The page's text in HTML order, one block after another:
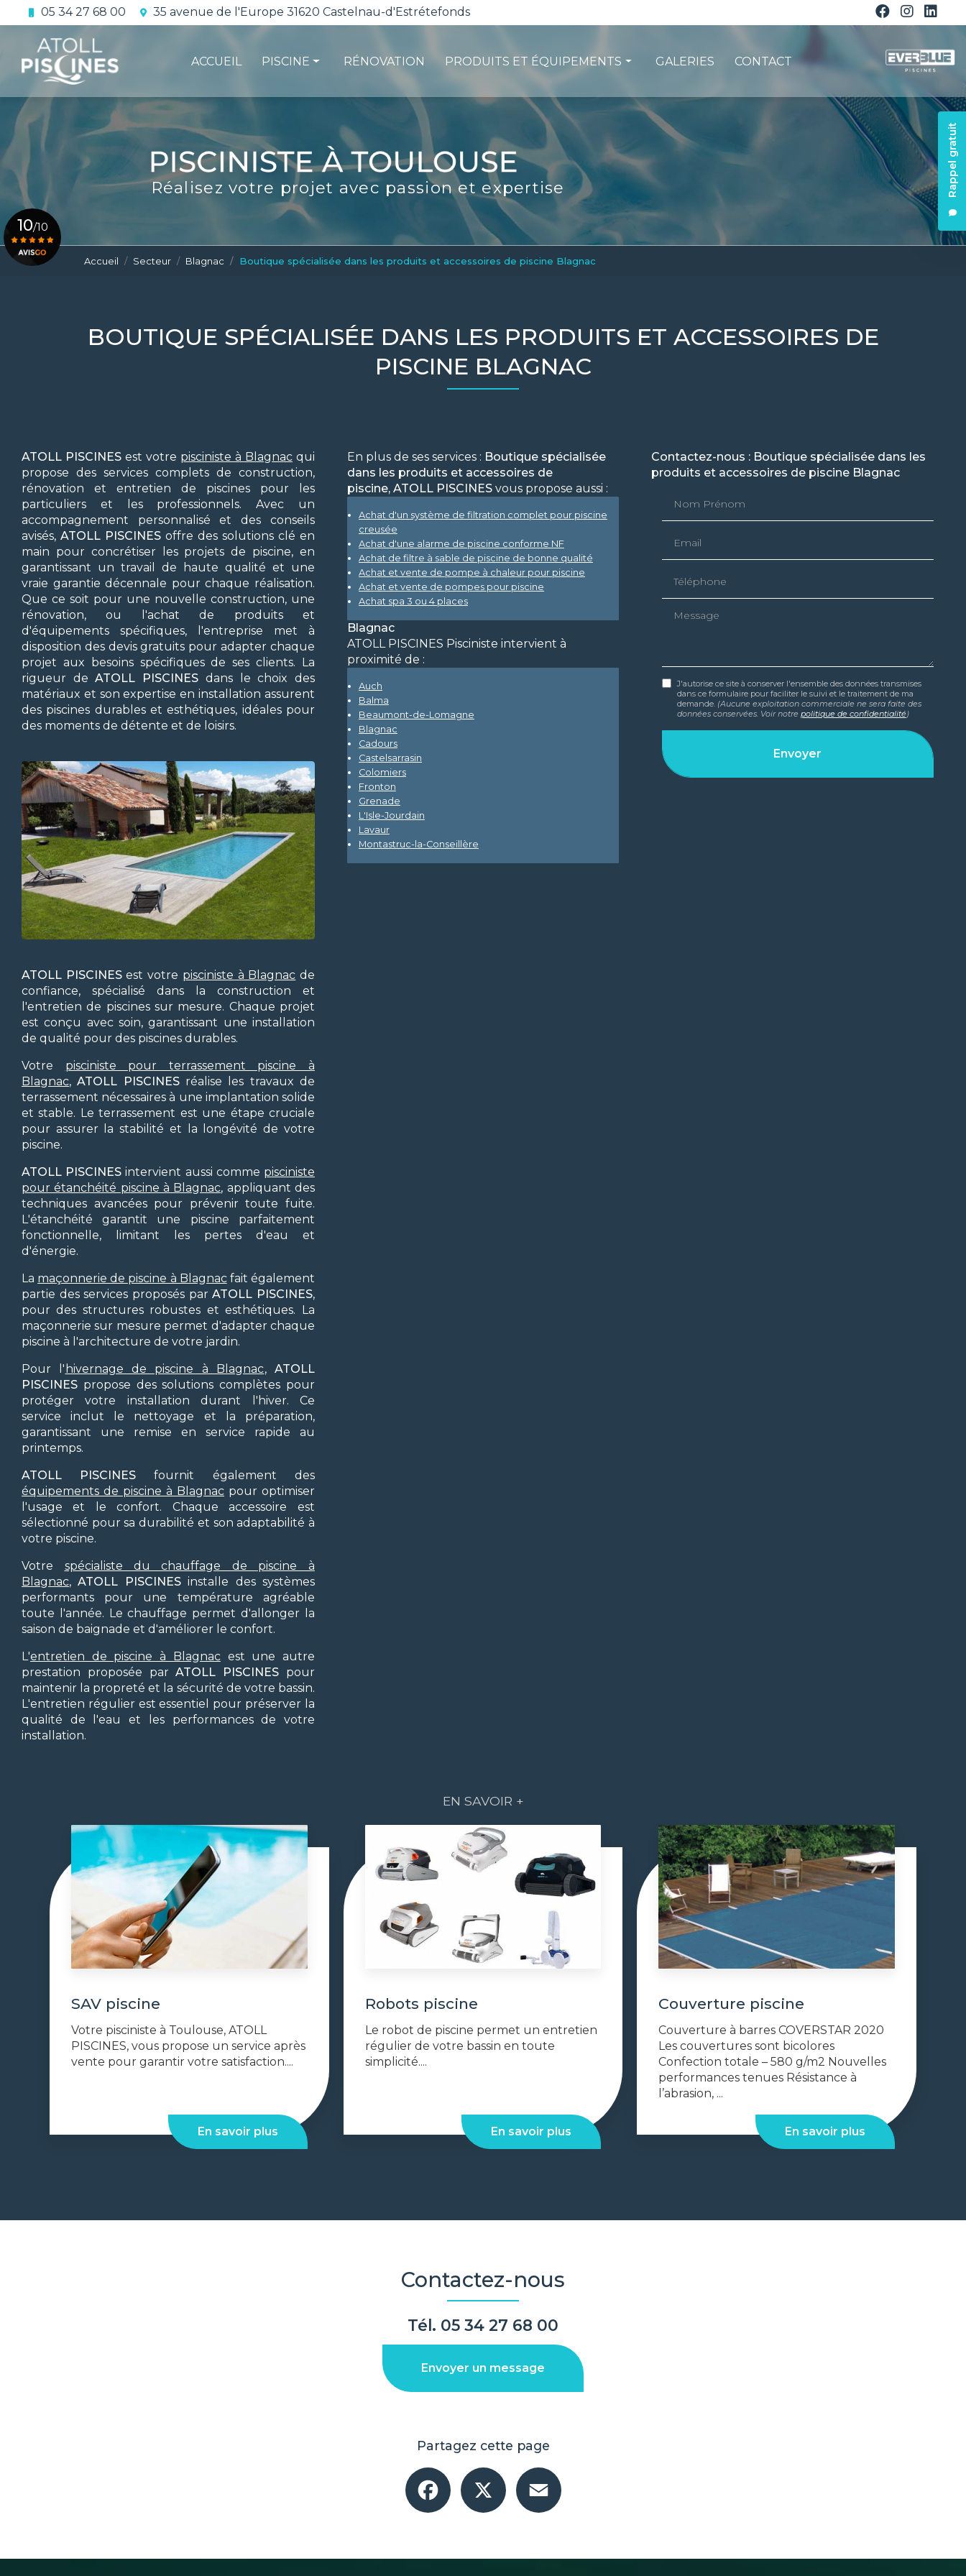
au
contenu
principal
05 34 27 68 00 35 avenue de l'Europe 31620 Castelnau-d'Estrétefonds
Rappel gratuit
ACCUEIL PISCINE
L'étanchéité
La conformité
Le contrat d'entretien
RÉNOVATION PRODUITS ET ÉQUIPEMENTS
Les pompes à chaleur
La filtration
Les robots piscines
Volets et sécurité
La stérilisation
Les abris
Spas-Balnéo
GALERIES CONTACT
Réalisez votre projet avec passion et expertise
10/10
Accueil Secteur Blagnac Boutique spécialisée dans les produits et accessoires de piscine Blagnac
BOUTIQUE SPÉCIALISÉE DANS LES PRODUITS ET ACCESSOIRES DE
PISCINE BLAGNAC
ATOLL PISCINES est votre pisciniste à Blagnac qui
propose des services complets de construction,
rénovation et entretien de piscines pour les
particuliers et les professionnels. Avec un
accompagnement personnalisé et des conseils
avisés, ATOLL PISCINES offre des solutions clé en
main pour concrétiser les projets de piscine, en
garantissant un travail de haute qualité et une
vraie garantie décennale pour chaque réalisation.
Que ce soit pour une nouvelle construction, une
rénovation, ou l'achat de produits et
d'équipements spécifiques, l'entreprise met à
disposition des devis gratuits pour adapter chaque
projet aux besoins spécifiques de ses clients. La
rigueur deATOLL PISCINES dans le choix des
matériaux et son expertise en installation assurent
des piscines durables et esthétiques, idéales pour
des moments de détente et de loisirs.
ATOLL PISCINESest votre pisciniste à Blagnac de
confiance, spécialisé dans la construction et
l'entretien de piscines sur mesure. Chaque projet
est conçu avec soin, garantissant une installation
de qualité pour des piscines durables.
Votre pisciniste pour terrassement piscine à
Blagnac,ATOLL PISCINESréalise les travaux de
terrassement nécessaires à une implantation solide
et stable. Le terrassement est une étape cruciale
pour assurer la stabilité et la longévité de votre
piscine.
ATOLL PISCINES intervient aussi comme pisciniste
pour étanchéité piscine à Blagnac, appliquant des
techniques avancées pour prévenir toute fuite.
L'étanchéité garantit une piscine parfaitement
fonctionnelle, limitant les pertes d'eau et
d'énergie.
La maçonnerie de piscine à Blagnacfait également
partie des services proposés parATOLL PISCINES,
pour des structures robustes et esthétiques. La
maçonnerie sur mesure permet d'adapter chaque
piscine à l'architecture de votre jardin.
Pour l' hivernage de piscine à Blagnac, ATOLL
PISCINES propose des solutions complètes pour
protéger votre installation durant l'hiver. Ce
service inclut le nettoyage et la préparation,
garantissant une remise en service rapide au
printemps.
ATOLL PISCINES fournit également des
équipements de piscine à Blagnac pour optimiser
l'usage et le confort. Chaque accessoire est
sélectionné pour sa durabilité et son adaptabilité à
votre piscine.
Votre spécialiste du chauffage de piscine à
Blagnac,ATOLL PISCINESinstalle des systèmes
performants pour une température agréable
toute l'année. Le chauffage permet d'allonger la
saison de baignade et d'améliorer le confort.
L'entretien de piscine à Blagnacest une autre
prestation proposée parATOLL PISCINES pour
maintenir la propreté et la sécurité de votre bassin.
L'entretien régulier est essentiel pour préserver la
qualité de l'eau et les performances de votre
installation.
En plus de ses services : Boutique spécialisée
dans les produits et accessoires de
piscine, ATOLL PISCINESvous propose aussi :
Achat d'un système de filtration complet pour piscine
creusée
Achat d'une alarme de piscine conforme NF
Achat de filtre à sable de piscine de bonne qualité
Achat et vente de pompe à chaleur pour piscine
Achat et vente de pompes pour piscine
Achat spa 3 ou 4 places
Blagnac
ATOLL PISCINES Pisciniste intervient à
proximité de :
Auch
Balma
Beaumont-de-Lomagne
Blagnac
Cadours
Castelsarrasin
Colomiers
Fronton
Grenade
L'Isle-Jourdain
Lavaur
Montastruc-la-Conseillère
Contactez-nous : Boutique spécialisée dans les
produits et accessoires de piscine Blagnac
Message
J'autorise ce site à conserver l'ensemble des données transmises
dans ce formulaire pour faciliter le suivi et le traitement de ma
demande. (Aucune exploitation commerciale ne sera faite des
données conservées. Voir notre politique de confidentialité)
EN SAVOIR +
SAV piscine
Votre pisciniste à Toulouse, ATOLL
PISCINES, vous propose un service après
vente pour garantir votre satisfaction....
En savoir plus
Robots piscine
Le robot de piscine permet un entretien
régulier de votre bassin en toute
simplicité....
En savoir plus
Couverture piscine
Couverture à barres COVERSTAR 2020
Les couvertures sont bicolores
Confection totale – 580 g/m2 Nouvelles
performances tenues Résistance à
l’abrasion, ...
En savoir plus
Contactez-nous
Tél. 05 34 27 68 00
Envoyer un message
Partagez cette page
Facebook